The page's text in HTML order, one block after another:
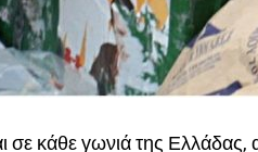
κάθε γωνιά της Ελλάδας,